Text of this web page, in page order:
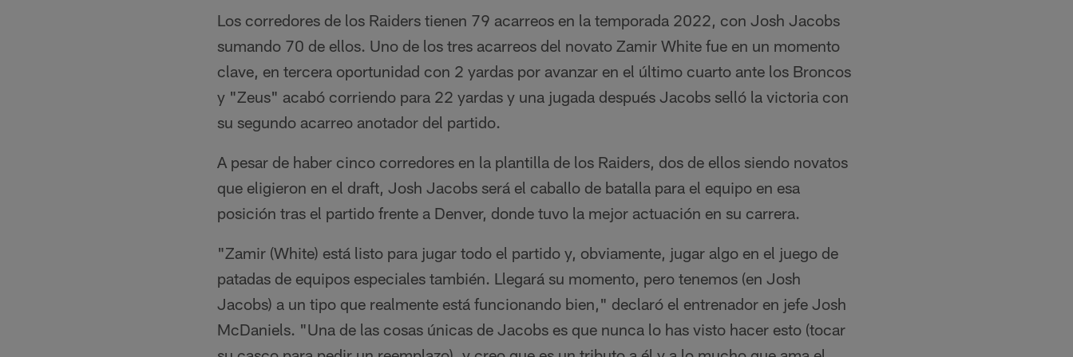
Los corredores de los Raiders tienen 79 acarreos en la temporada 2022, con Josh Jacobs
sumando 70 de ellos. Uno de los tres acarreos del novato Zamir White fue en un momento
clave, en tercera oportunidad con 2 yardas por avanzar en el último cuarto ante los Broncos
y "Zeus" acabó corriendo para 22 yardas y una jugada después Jacobs selló la victoria con
su segundo acarreo anotador del partido.
A pesar de haber cinco corredores en la plantilla de los Raiders, dos de ellos siendo novatos
que eligieron en el draft, Josh Jacobs será el caballo de batalla para el equipo en esa
posición tras el partido frente a Denver, donde tuvo la mejor actuación en su carrera.
"Zamir (White) está listo para jugar todo el partido y, obviamente, jugar algo en el juego de
patadas de equipos especiales también. Llegará su momento, pero tenemos (en Josh
Jacobs) a un tipo que realmente está funcionando bien," declaró el entrenador en jefe Josh
McDaniels. "Una de las cosas únicas de Jacobs es que nunca lo has visto hacer esto (tocar